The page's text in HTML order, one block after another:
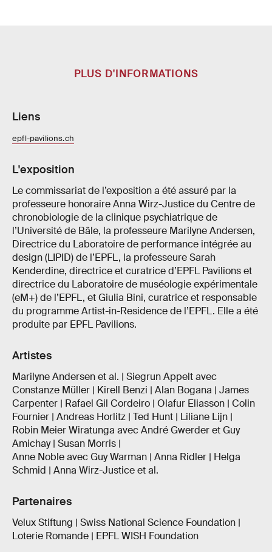
PLUS D'INFORMATIONS
Liens
epfl-pavilions.ch
L'exposition
Le commissariat de l’exposition a été assuré par la
professeure honoraire Anna Wirz-Justice du Centre de
chronobiologie de la clinique psychiatrique de
l’Université de Bâle, la professeure Marilyne Andersen,
Directrice du Laboratoire de performance intégrée au
design (LIPID) de l’EPFL, la professeure Sarah
Kenderdine, directrice et curatrice d’EPFL Pavilions et
directrice du Laboratoire de muséologie expérimentale
(eM+) de l’EPFL, et Giulia Bini, curatrice et responsable
du programme Artist-in-Residence de l’EPFL. Elle a été
produite par EPFL Pavilions.
Artistes
Marilyne Andersen et al. | Siegrun Appelt avec
Constanze Müller | Kirell Benzi | Alan Bogana | James
Carpenter | Rafael Gil Cordeiro | Olafur Eliasson | Colin
Fournier | Andreas Horlitz | Ted Hunt | Liliane Lijn |
Robin Meier Wiratunga avec André Gwerder et Guy
Amichay | Susan Morris |
Anne Noble avec Guy Warman | Anna Ridler | Helga
Schmid | Anna Wirz-Justice et al.
Partenaires
Velux Stiftung | Swiss National Science Foundation |
Loterie Romande | EPFL WISH Foundation